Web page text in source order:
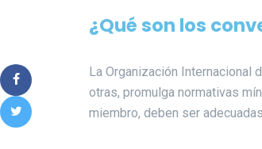
¿Qué son los
La Organización Internacional
otras, promulga normativas
miembro, deben ser